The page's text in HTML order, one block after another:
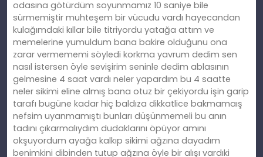
odasına götürdüm soyunmamız 10 saniye bile
sürmemiştir muhteşem bir vücudu vardı hayecandan
kulağımdaki kıllar bile titriyordu yatağa attım ve
memelerine yumuldum bana bakire olduğunu ona
zarar vermememi söyledi korkma yavrum dedim sen
nasıl istersen öyle sevişirim seninle dedim ablasının
gelmesine 4 saat vardı neler yapardım bu 4 saatte
neler sikimi eline almış bana otuz bir çekiyordu işin garip
tarafı bugüne kadar hiç baldıza dikkatlice bakmamaış
nefsim uyanmamıştı bunları düşünmemeli bu anın
tadını çıkarmalıydım dudaklarını öpüyor amını
okşuyordum ayağa kalkıp sikimi ağzına dayadım
benimkini dibinden tutup ağzına öyle bir alışı vardıki